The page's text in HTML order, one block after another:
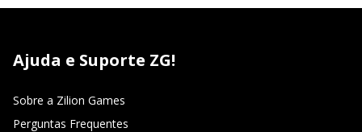
Ajuda e Suporte ZG!
Sobre a Zilion Games
Perguntas Frequentes